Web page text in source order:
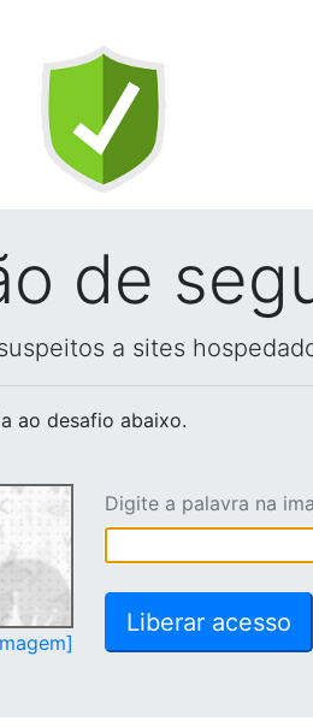
de
a sites
ao desafio abaixo.
Digite a palavra na